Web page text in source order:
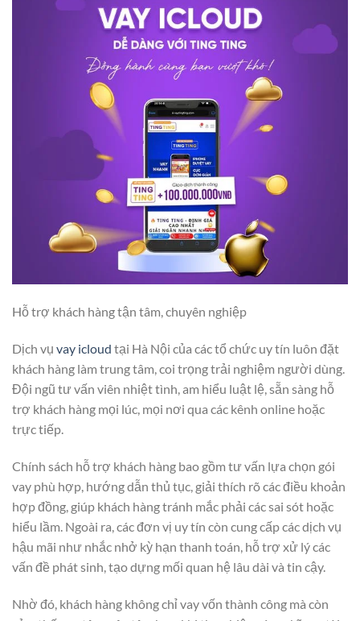
Hỗ trợ khách hàng tận tâm, chuyên nghiệp
Dịch vụ vay icloud tại Hà Nội của các tổ chức uy tín luôn đặt
khách hàng làm trung tâm, coi trọng trải nghiệm người dùng.
Đội ngũ tư vấn viên nhiệt tình, am hiểu luật lệ, sẵn sàng hỗ
trợ khách hàng mọi lúc, mọi nơi qua các kênh online hoặc
trực tiếp.
Chính sách hỗ trợ khách hàng bao gồm tư vấn lựa chọn gói
vay phù hợp, hướng dẫn thủ tục, giải thích rõ các điều khoản
hợp đồng, giúp khách hàng tránh mắc phải các sai sót hoặc
hiểu lầm. Ngoài ra, các đơn vị uy tín còn cung cấp các dịch vụ
hậu mãi như nhắc nhở kỳ hạn thanh toán, hỗ trợ xử lý các
vấn đề phát sinh, tạo dựng mối quan hệ lâu dài và tin cậy.
Nhờ đó, khách hàng không chỉ vay vốn thành công mà còn